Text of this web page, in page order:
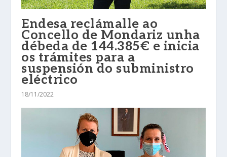
Endesa reclámalle ao
Concello de Mondariz unha
débeda de 144.385€ e inicia
os trámites para a
suspensión do subministro
eléctrico
18/11/2022